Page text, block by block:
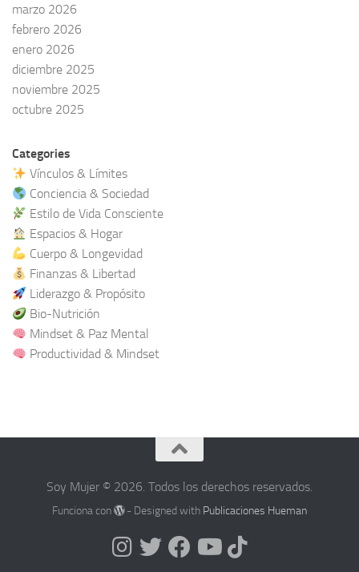
marzo 2026
febrero 2026
enero 2026
diciembre 2025
noviembre 2025
octubre 2025
Categories
Vínculos & Límites
Conciencia & Sociedad
Estilo de Vida Consciente
Espacios & Hogar
Cuerpo & Longevidad
Finanzas & Libertad
Liderazgo & Propósito
Bio-Nutrición
Mindset & Paz Mental
Productividad & Mindset
Soy Mujer © 2026. Todos los derechos reservados.
Funciona con - Designed with Publicaciones Hueman